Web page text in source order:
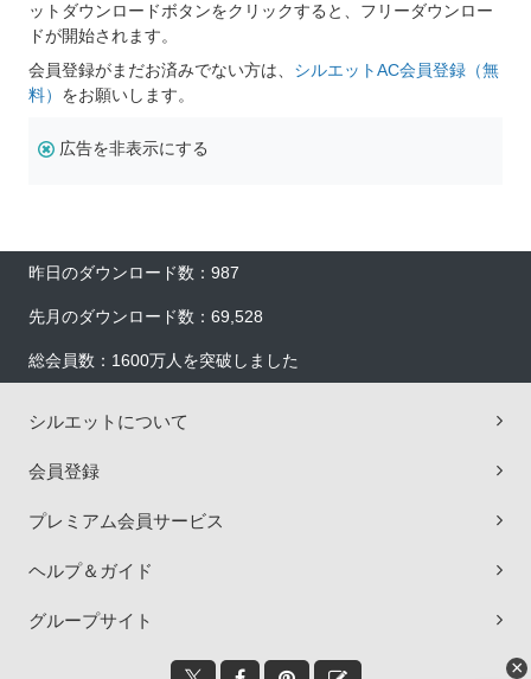
ットダウンロードボタンをクリックすると、フリーダウンロー
ドが開始されます。
会員登録がまだお済みでない方は、 シルエットAC会員登録（無
料） をお願いします。
広告を非表示にする
昨日のダウンロード数：987
先月のダウンロード数：69,528
総会員数：1600万人を突破しました
シルエットについて
会員登録
プレミアム会員サービス
ヘルプ＆ガイド
グループサイト
×